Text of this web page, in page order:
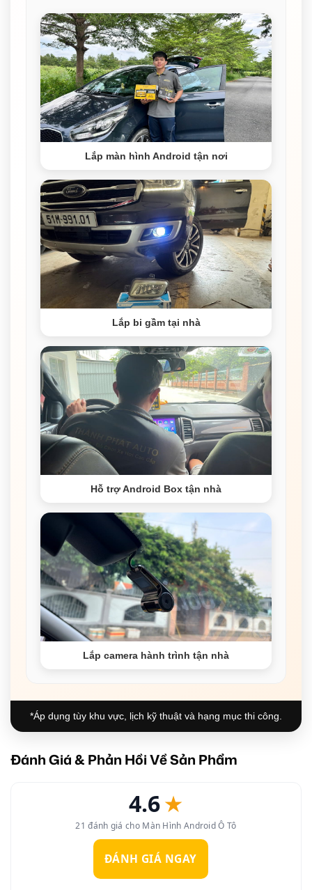
Lắp màn hình Android tận nơi
Lắp bi gầm tại nhà
Hỗ trợ Android Box tận nhà
Lắp camera hành trình tận nhà
*Áp dụng tùy khu vực, lịch kỹ thuật và hạng mục thi công.
Đánh Giá & Phản Hồi Về Sản Phẩm
4.6★
21 đánh giá cho Màn Hình Android Ô Tô
ĐÁNH GIÁ NGAY